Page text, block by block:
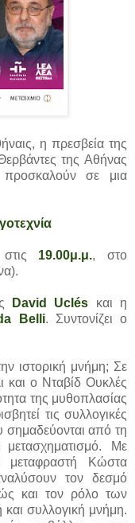
η πρεσβεία της
της Αθήνας
σε μια
19.00μ.μ., στο
David Uclés και η
Belli. Συντονίζει ο
ιστορική μνήμη; Σε
και ο Νταβίδ Ουκλές
της μυθοπλασίας
τις συλλογικές
σημαδεύονται από τη
μετασχηματισμό. Με
μεταφραστή Κώστα
τον δεσμό
και τον ρόλο των
συλλογική μνήμη.